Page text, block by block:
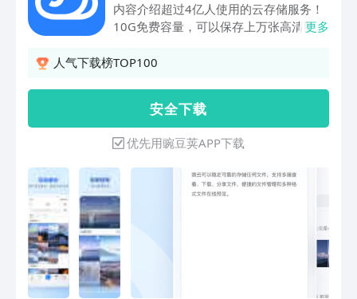
内容介绍超过4亿人使用的云存储服务！
10G免费容量，可以保存上万张高清照
笔记、网页、甚至是QQ转存文件的能
户在使用微云提供的服务。【功能说明】
1.相册备份：一键备份手机里面所有照
片，支持后台运行。从此不用再担心拍满
或者手机丢失。2. 通讯录备份：一键上
传通讯录，云端保存，安全保障，换机无
忧。3.Office文档随身查看：电脑上的文
档、图片，手机上照样能打开，随时随地
可以查看。4.压缩包预览：收到压缩包
（zip， rar，7z）可以在iPhone上直接
预览，无需下载到电脑。5.写笔记：购物
清单、备忘、讲课笔记、地址电话，随时
更多
人气下载榜TOP100
安 全 下 载
优先用豌豆荚APP下载